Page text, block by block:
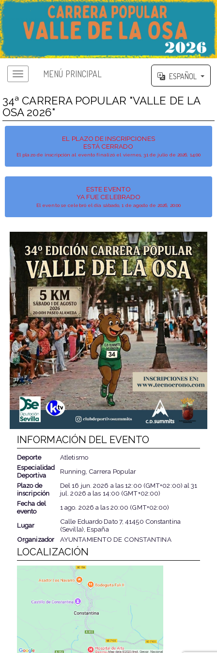
MENÚ PRINCIPAL ESPAÑOL
34ª CARRERA POPULAR "VALLE DE LA
OSA 2026"
EL PLAZO DE INSCRIPCIONES
ESTÁ CERRADO
El plazo de inscripción al evento finalizó el viernes, 31 de julio de 2026, 14:00
ESTE EVENTO
YA FUE CELEBRADO
El evento se celebró el día sábado, 1 de agosto de 2026, 20:00
INFORMACIÓN DEL EVENTO
Deporte
Atletismo
Especialidad
Deportiva
Running, Carrera Popular
Plazo de
inscripción
Del16 jun. 2026 a las12:00 (GMT+02:00) al31
jul. 2026 a las 14:00 (GMT+02:00)
Fecha del
evento
1 ago. 2026 a las20:00 (GMT+02:00)
Lugar
Calle Eduardo Dato 7, 41450 Constantina
(Sevilla), España
Organizador
AYUNTAMIENTO DE CONSTANTINA
LOCALIZACIÓN